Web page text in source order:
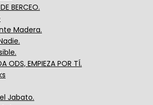
BERCEO.
Madera.
ODS, EMPIEZA POR TÍ.
Jabato.